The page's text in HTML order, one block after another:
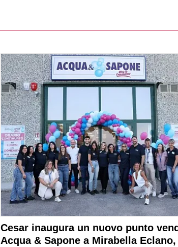
Cesar inaugura un nuovo punto
Acqua & Sapone a Mirabella Eclano,